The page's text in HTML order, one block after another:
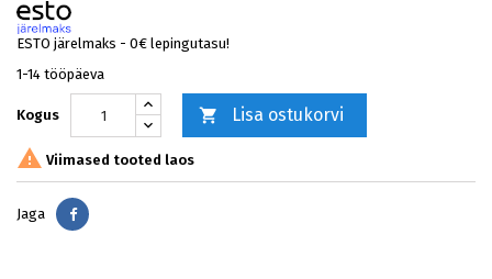
ESTO järelmaks - 0€ lepingutasu!
1-14 tööpäeva
Kogus  Lisa ostukorvi
 Viimased tooted laos
Jaga Jaga